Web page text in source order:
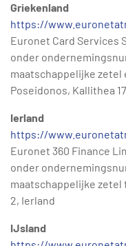
Griekenland
https://
Euronet Card Services
onder
maatschappelijke zetel
Poseidonos, Kallithea
Ierland
https://
Euronet 360 Finance
onder
maatschappelijke zetel
2, Ierland
IJsland